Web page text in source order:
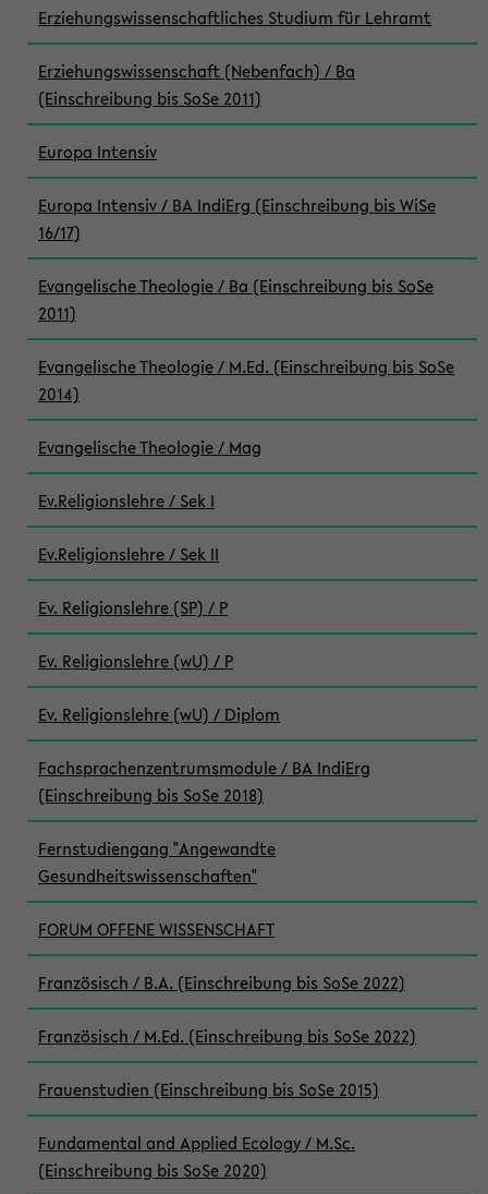
Erziehungswissenschaftliches Studium für Lehramt
Erziehungswissenschaft (Nebenfach) / Ba
(Einschreibung bis SoSe 2011)
Europa Intensiv
Europa Intensiv / BA IndiErg (Einschreibung bis WiSe
16/17)
Evangelische Theologie / Ba (Einschreibung bis SoSe
2011)
Evangelische Theologie / M.Ed. (Einschreibung bis SoSe
2014)
Evangelische Theologie / Mag
Ev.Religionslehre / Sek I
Ev.Religionslehre / Sek II
Ev. Religionslehre (SP) / P
Ev. Religionslehre (wU) / P
Ev. Religionslehre (wU) / Diplom
Fachsprachenzentrumsmodule / BA IndiErg
(Einschreibung bis SoSe 2018)
Fernstudiengang "Angewandte
Gesundheitswissenschaften"
FORUM OFFENE WISSENSCHAFT
Französisch / B.A. (Einschreibung bis SoSe 2022)
Französisch / M.Ed. (Einschreibung bis SoSe 2022)
Frauenstudien (Einschreibung bis SoSe 2015)
Fundamental and Applied Ecology / M.Sc.
(Einschreibung bis SoSe 2020)